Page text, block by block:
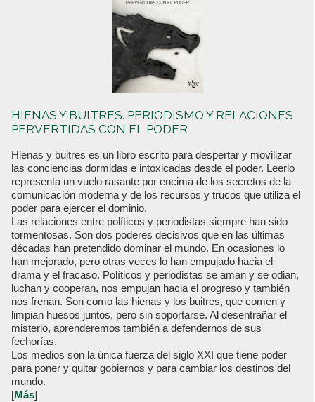
HIENAS Y BUITRES. PERIODISMO Y RELACIONES
PERVERTIDAS CON EL PODER
Hienas y buitres es un libro escrito para despertar y movilizar
las conciencias dormidas e intoxicadas desde el poder. Leerlo
representa un vuelo rasante por encima de los secretos de la
comunicación moderna y de los recursos y trucos que utiliza el
poder para ejercer el dominio.
Las relaciones entre políticos y periodistas siempre han sido
tormentosas. Son dos poderes decisivos que en las últimas
décadas han pretendido dominar el mundo. En ocasiones lo
han mejorado, pero otras veces lo han empujado hacia el
drama y el fracaso. Políticos y periodistas se aman y se odian,
luchan y cooperan, nos empujan hacia el progreso y también
nos frenan. Son como las hienas y los buitres, que comen y
limpian huesos juntos, pero sin soportarse. Al desentrañar el
misterio, aprenderemos también a defendernos de sus
fechorías.
Los medios son la única fuerza del siglo XXI que tiene poder
para poner y quitar gobiernos y para cambiar los destinos del
mundo.
[Más]